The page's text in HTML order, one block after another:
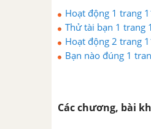
Hoạt động 1 trang
Thử tài bạn 1 trang
Hoạt động 2 trang
Bạn nào đúng 1
Các chương, bài